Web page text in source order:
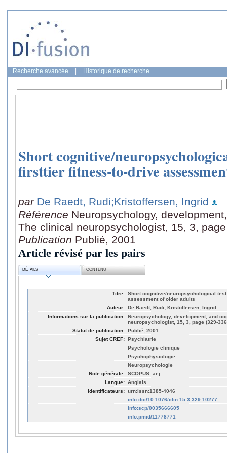
Recherche avancée Historique de recherche
Short cognitive/
firsttier fitness-to-drive
par De Raedt, Rudi;Kristoffersen, Ingrid
Référence Neuropsychology,
The clinical neuropsychologist, 15, 3,
Publication Publié, 2001
Article révisé par les pairs
DÉTAILS CONTENU
Titre: Short cognitive/neuropsychological
assessment of older adults
Auteur: De Raedt, Rudi; Kristoffersen, Ingrid
Informations sur la publication: Neuropsychology, development, and
neuropsychologist, 15, 3, page (329-
Statut de publication: Publié, 2001
Sujet CREF: Psychiatrie
Psychologie clinique
Psychophysiologie
Neuropsychologie
Note générale: SCOPUS: ar.j
Langue: Anglais
Identificateurs: urn:issn:1385-4046
info:doi/10.1076/clin.15.3.329.10277
info:scp/0035666605
info:pmid/11778771